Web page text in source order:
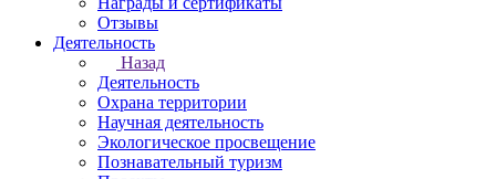
Отзывы
Деятельность
Назад
Деятельность
Охрана территории
Научная деятельность
Экологическое просвещение
Познавательный туризм